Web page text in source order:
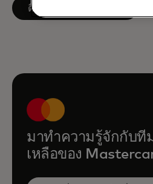
ติดตามบน LinkedIn
opens in a new tab
มาทำความรู้จักกับที
เหลือของ